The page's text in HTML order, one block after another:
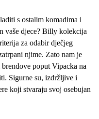
s ostalim komadima i
vaše djece? Billy kolekcija
za odabir dječjeg
njime. Zato nam je
poput Vipacka na
Sigurne su, izdržljive i
koji stvaraju svoj osebujan